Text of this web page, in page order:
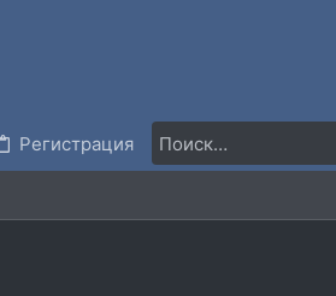
Регистрация